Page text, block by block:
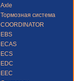
Axle
Тормозная система
COORDINATOR
EBS
ECAS
ECS
EDC
EEC